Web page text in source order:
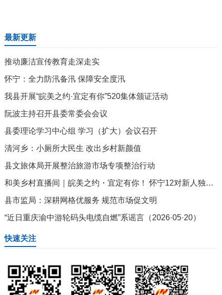
最新更新
推动廉洁宣传教育走深走实
怀宁：全力防汛备汛 保障安全度汛
我县开展“皖美之约·宜定有你”520集体颁证活动
阮波主持召开县委常委会会议
县委理论学习中心组 学习（扩大）会议召开
清河乡：小厕所大民生 改出乡村新颜值
县文旅体局开展整治旅游市场专项整治行动
和美乡村直播间｜皖美之约・宜定有你！ 怀宁12对新人独秀山领证，文明新风甜满520
县市监局：深耕网格优服务 规范市场促文明
“近日重庆渝中游轮码头电缆自燃”系谣言（2026·05·20）
快速关注